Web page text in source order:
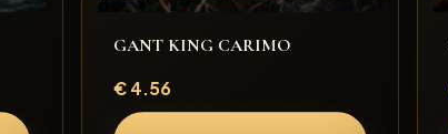
GANT KING CARIMO
€ 4.56